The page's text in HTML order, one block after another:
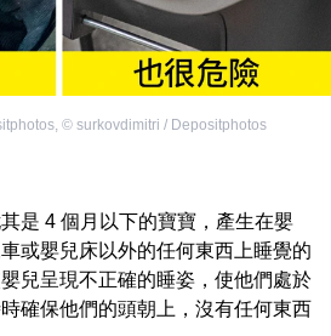
, © surkovdimitri / Depositphotos
是 4 個月以下的寶寶，產生在嬰
或嬰兒床以外的任何東西上睡覺的
兒呈現不正確的睡姿，使他們處於
確保他們的頭朝上，沒有任何東西